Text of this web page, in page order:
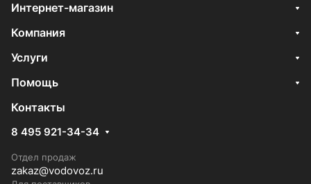
Интернет-магазин
Компания
Услуги
Помощь
Контакты
8 495 921-34-34
Отдел продаж
zakaz@vodovoz.ru